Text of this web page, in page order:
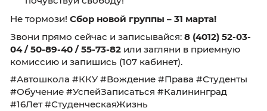
Тусовка единомышленников: Учись с
и одногруппниками – вместе веселее и
преодолевать все трудности!
Скидка для своих! Студентам ККУ/КИУ–
условия и приятные бонусы!
Старт в мир взрослых: Начать обучение